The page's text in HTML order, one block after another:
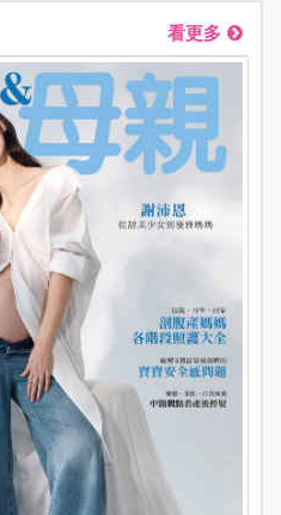
看更多